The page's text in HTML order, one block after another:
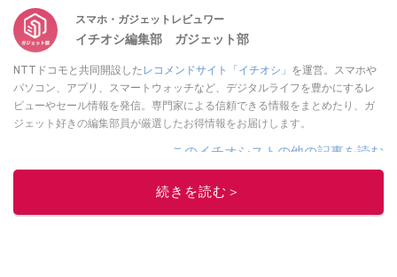
スマホ・ガジェットレビュワー
イチオシ編集部 ガジェット部
NTTドコモと共同開設した レコメンドサイト「イチオシ」 を運営。スマホや
パソコン、アプリ、スマートウォッチなど、デジタルライフを豊かにするレ
ビューやセール情報を発信。専門家による信頼できる情報をまとめたり、ガ
ジェット好きの編集部員が厳選したお得情報をお届けします。
このイチオシストの他の記事を読む
続きを読む＞